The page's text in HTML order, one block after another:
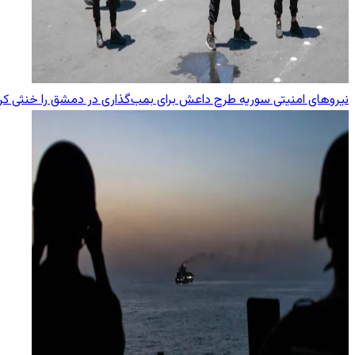
نیروهای امنیتی سوریه طرح داعش برای بمب‌گذاری در دمشق را خنثی